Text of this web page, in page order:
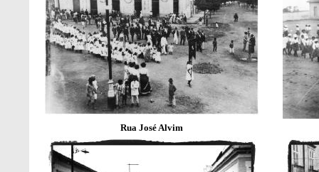
Rua José Alvim